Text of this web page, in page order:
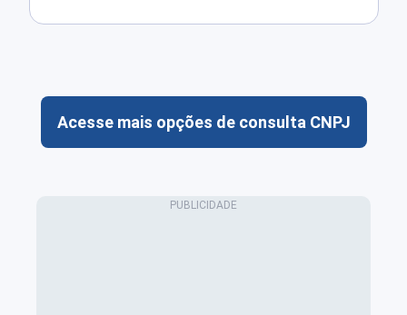
Acesse mais opções de consulta CNPJ